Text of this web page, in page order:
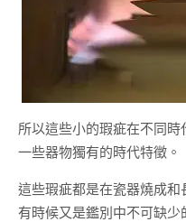
所以這些小的瑕疵在不同
一些器物獨有的時代特徵。
這些瑕疵都是在瓷器燒成和
有時候又是鑑別中不可缺少